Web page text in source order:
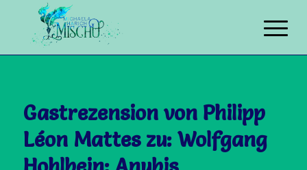
Gastrezension von Philipp
Léon Mattes zu: Wolfgang